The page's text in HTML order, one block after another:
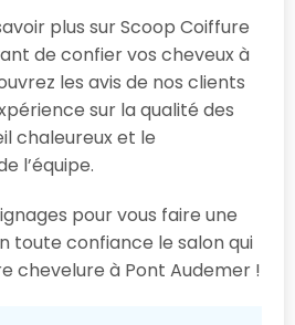
plus sur Scoop Coiffure
de confier vos cheveux à
les avis de nos clients
sur la qualité des
chaleureux et le
l’équipe.
pour vous faire une
toute confiance le salon qui
chevelure à Pont Audemer !